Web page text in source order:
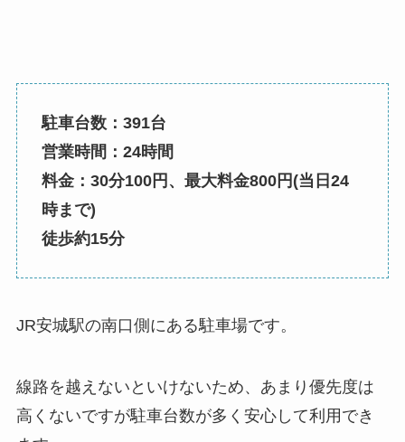
駐車台数：391台
営業時間：24時間
料金：30分100円、最大料金800円(当日24
時まで)
徒歩約15分
JR安城駅の南口側にある駐車場です。
線路を越えないといけないため、あまり優先度は
高くないですが駐車台数が多く安心して利用でき